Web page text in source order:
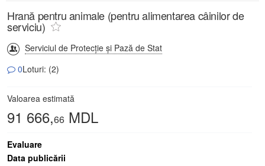
Hrană pentru animale (pentru alimentarea câinilor de
serviciu)
Serviciul de Protecție și Pază de Stat
0Loturi: (2)
Valoarea estimată
91 666,66 MDL
Evaluare
Data publicării